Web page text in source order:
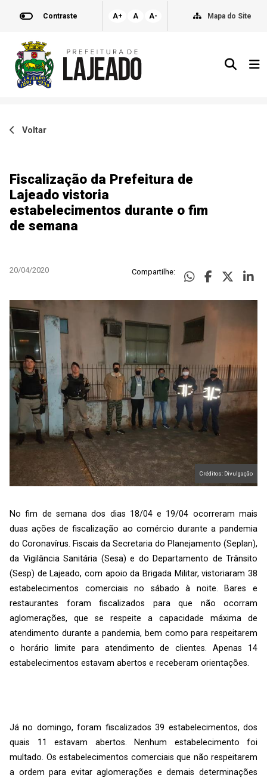
Contraste A+ A A- Mapa do Site
Voltar
Fiscalização da Prefeitura de
Lajeado vistoria
estabelecimentos durante o fim
de semana
20/04/2020 Compartilhe:
Créditos: Divulgação
No fim de semana dos dias 18/04 e 19/04 ocorreram mais
duas ações de fiscalização ao comércio durante a pandemia
do Coronavírus. Fiscais da Secretaria do Planejamento (Seplan),
da Vigilância Sanitária (Sesa) e do Departamento de Trânsito
(Sesp) de Lajeado, com apoio da Brigada Militar, vistoriaram 38
estabelecimentos comerciais no sábado à noite. Bares e
restaurantes foram fiscalizados para que não ocorram
aglomerações, que se respeite a capacidade máxima de
atendimento durante a pandemia, bem como para respeitarem
o horário limite para atendimento de clientes. Apenas 14
estabelecimentos estavam abertos e receberam orientações.
Já no domingo, foram fiscalizados 39 estabelecimentos, dos
quais 11 estavam abertos. Nenhum estabelecimento foi
multado. Os estabelecimentos comerciais que não respeitarem
a ordem para evitar aglomerações e demais determinações